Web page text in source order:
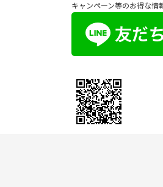
キャンペーン等のお得な情